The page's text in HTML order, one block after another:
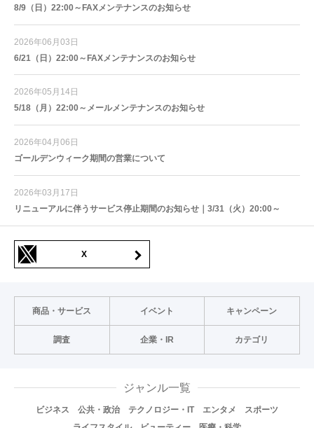
8/9（日）22:00～FAXメンテナンスのお知らせ
2026年06月03日
6/21（日）22:00～FAXメンテナンスのお知らせ
2026年05月14日
5/18（月）22:00～メールメンテナンスのお知らせ
2026年04月06日
ゴールデンウィーク期間の営業について
2026年03月17日
リニューアルに伴うサービス停止期間のお知らせ｜3/31（火）20:00～
X
商品・サービス イベント キャンペーン
調査 企業・IR カテゴリ
ジャンル一覧
ビジネス 公共・政治 テクノロジー・IT エンタメ
スポーツ